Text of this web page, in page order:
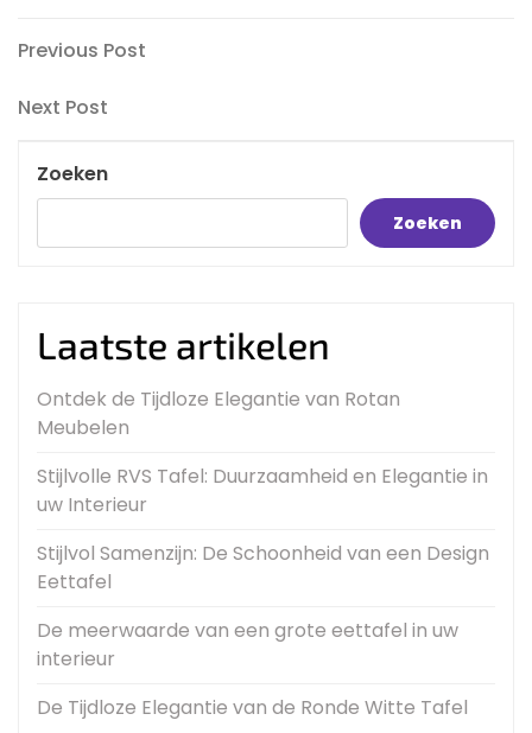
Bericht
navigatie
Previous
Previous Post
Next
Next Post
Zoeken
Zoeken
Laatste artikelen
Ontdek de Tijdloze Elegantie van Rotan
Meubelen
Stijlvolle RVS Tafel: Duurzaamheid en Elegantie in
uw Interieur
Stijlvol Samenzijn: De Schoonheid van een Design
Eettafel
De meerwaarde van een grote eettafel in uw
interieur
De Tijdloze Elegantie van de Ronde Witte Tafel